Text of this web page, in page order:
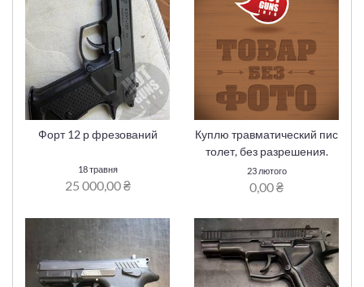
Форт 12 р фрезований
18 травня
25 000,00 ₴
Куплю травматический пис
толет, без разрешения.
23 лютого
0,00 ₴